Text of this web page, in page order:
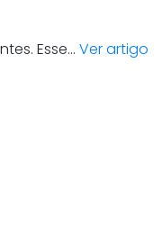
Esse... Ver artigo